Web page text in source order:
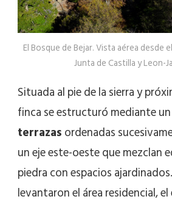
El Bosque de Bejar. Vista aérea desde
Junta de Castilla y Leon-
Situada al pie de la sierra y
finca se estructuró mediante un
terrazasordenadas
un eje este-oeste que mezclan
piedra con espacios
levantaron el área residencial,